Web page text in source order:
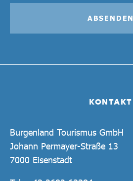
KONTAKT
Burgenland Tourismus GmbH
Johann Permayer-Straße 13
7000 Eisenstadt
ABSENDEN